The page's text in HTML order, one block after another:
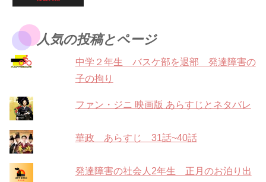
人気の投稿とページ
中学２年生 バスケ部を退部 発達障害の
子の拘り
ファン・ジニ 映画版 あらすじとネタバレ
華政 あらすじ 31話~40話
発達障害の社会人2年生 正月のお泊り出